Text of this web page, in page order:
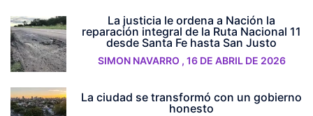
La justicia le ordena a Nación la
reparación integral de la Ruta Nacional 11
desde Santa Fe hasta San Justo
SIMON NAVARRO , 16 DE ABRIL DE 2026
La ciudad se transformó con un gobierno
honesto